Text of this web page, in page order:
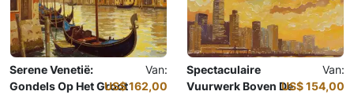
Serene Venetië:
Gondels Op Het Groot
Van:
US$ 162,00
Spectaculaire
Vuurwerk Boven De
Van:
US$ 154,00